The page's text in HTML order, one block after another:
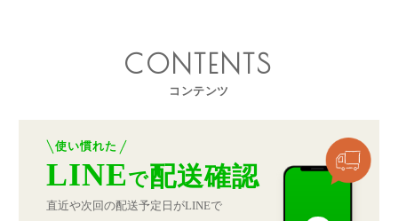
CONTENTS
コンテンツ
使い慣れた
LINEで配送確認
直近や次回の配送予定日がLINEで